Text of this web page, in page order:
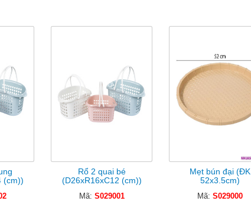
(cm))
Rổ 2 quai bé
(D26xR16xC12 (cm))
Mã: S029001
Mẹt bún đại (ĐK
52x3.5cm)
Mã: S029000